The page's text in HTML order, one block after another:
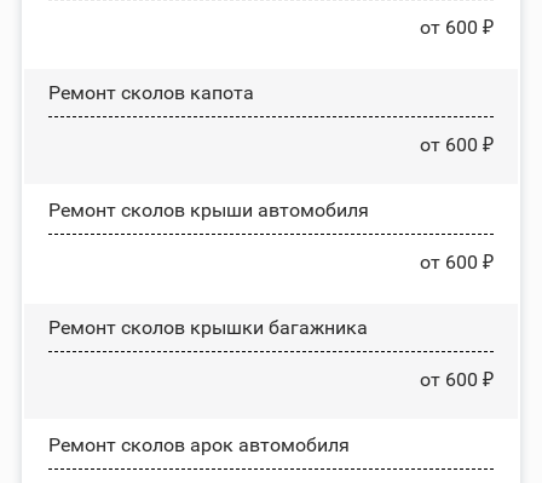
от 600 ₽
Ремонт сколов капота
от 600 ₽
Ремонт сколов крыши автомобиля
от 600 ₽
Ремонт сколов крышки багажника
от 600 ₽
Ремонт сколов арок автомобиля